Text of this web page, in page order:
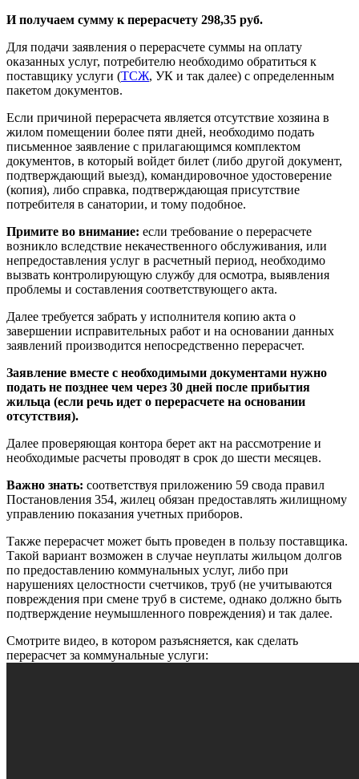
И получаем сумму к перерасчету 298,35 руб.
Для подачи заявления о перерасчете суммы на оплату
оказанных услуг, потребителю необходимо обратиться к
поставщику услуги (ТСЖ, УК и так далее) с определенным
пакетом документов.
Если причиной перерасчета является отсутствие хозяина в
жилом помещении более пяти дней, необходимо подать
письменное заявление с прилагающимся комплектом
документов, в который войдет билет (либо другой документ,
подтверждающий выезд), командировочное удостоверение
(копия), либо справка, подтверждающая присутствие
потребителя в санатории, и тому подобное.
Примите во внимание: если требование о перерасчете
возникло вследствие некачественного обслуживания, или
непредоставления услуг в расчетный период, необходимо
вызвать контролирующую службу для осмотра, выявления
проблемы и составления соответствующего акта.
Далее требуется забрать у исполнителя копию акта о
завершении исправительных работ и на основании данных
заявлений производится непосредственно перерасчет.
Заявление вместе с необходимыми документами нужно
подать не позднее чем через 30 дней после прибытия
жильца (если речь идет о перерасчете на основании
отсутствия).
Далее проверяющая контора берет акт на рассмотрение и
необходимые расчеты проводят в срок до шести месяцев.
Важно знать: соответствуя приложению 59 свода правил
Постановления 354, жилец обязан предоставлять жилищному
управлению показания учетных приборов.
Также перерасчет может быть проведен в пользу поставщика.
Такой вариант возможен в случае неуплаты жильцом долгов
по предоставлению коммунальных услуг, либо при
нарушениях целостности счетчиков, труб (не учитываются
повреждения при смене труб в системе, однако должно быть
подтверждение неумышленного повреждения) и так далее.
Смотрите видео, в котором разъясняется, как сделать
перерасчет за коммунальные услуги: